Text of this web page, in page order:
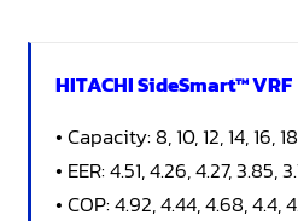
HITACHI SideSmart™ VRF
• Capacity: 8, 10, 12, 14, 16, 18
• EER: 4.51, 4.26, 4.27, 3.85,
• COP: 4.92, 4.44, 4.68, 4.4,